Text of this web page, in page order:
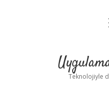
Teknolojiyle